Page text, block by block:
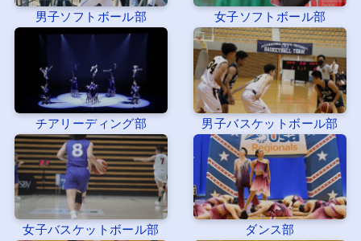
男子ソフトボール部 女子ソフトボール部
チアリーディング部 男子バスケットボール部
女子バスケットボール部 ダンス部